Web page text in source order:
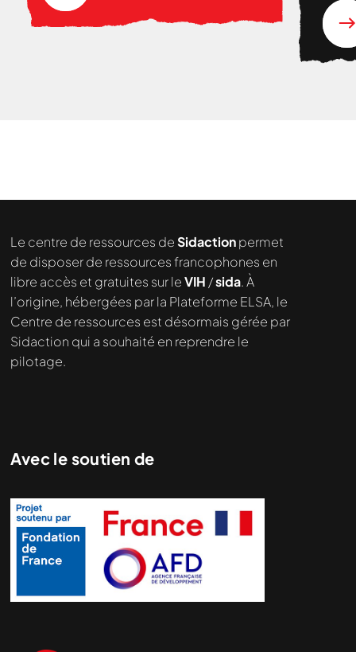
Le centre de ressources deSidactionpermet
de disposer de ressources francophones en
libre accès et gratuites sur leVIH /sida. À
l’origine, hébergées par la Plateforme ELSA, le
Centre de ressources est désormais gérée par
Sidaction qui a souhaité en reprendre le
pilotage.
Avec le soutien de